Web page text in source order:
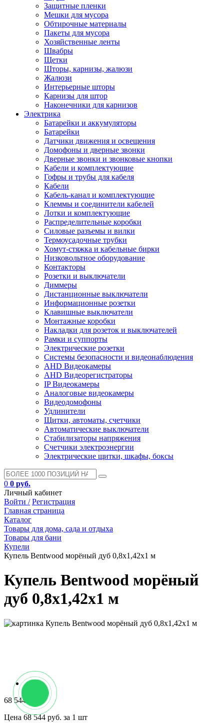
Защитные пленки
Мешки для мусора
Обтирочные материалы
Пакеты для мусора
Хозяйственные ленты
Швабры
Щетки
Шторы, карнизы, жалюзи
Жалюзи
Интерьерные шторы
Карнизы для штор
Наконечники для карнизов
Электрика
Батарейки и аккумуляторы
Батарейки
Датчики движения и освещения
Домофоны и дверные звонки
Дверные звонки и звонковые кнопки
Кабели и комплектующие
Гофры и трубы для кабеля
Кабели
Кабель-канал и комплектующие
Клеммы и соединители кабелей
Лотки и комплектующие
Распределительные коробки
Силовые разъемы и вилки
Термоусадочные трубки
Хомут-стяжка и кабельные бирки
Низковольтное оборудование
Контакторы
Розетки и выключатели
Диммеры
Дистанционные выключатели
Информационные розетки
Клавишные выключатели
Монтажные коробки
Накладки для розеток и выключателей
Рамки и суппорты
Электрические розетки
Системы безопасности и видеонаблюдения
AHD Видеокамеры
AHD Видеорегистраторы
IP Видеокамеры
Аналоговые видеокамеры
Видеодомофоны
Удлинители
Щитки, автоматы, счетчики
Автоматические выключатели
Стабилизаторы напряжения
Счетчики электроэнергии
Электрические щитки, шкафы, боксы
0 0 руб.
Личный кабинет
Войти / Регистрация
Главная страница
Каталог
Товары для дома, сада и отдыха
Товары для бани
Купели
Купель Bentwood морёный дуб 0,8х1,42х1 м
Купель Bentwood морёный
дуб 0,8х1,42х1 м
68 544 руб.
Цена 68 544 руб. за 1 шт